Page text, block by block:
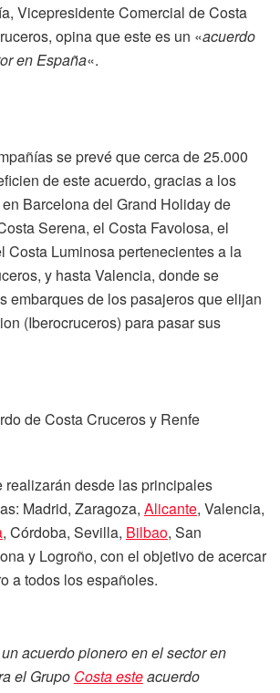
Vicepresidente Comercial de Costa
opina que este es un «acuerdo
en España«.
se prevé que cerca de 25.000
de este acuerdo, gracias a los
Barcelona del Grand Holiday de
Serena, el Costa Favolosa, el
Costa Luminosa pertenecientes a la
y hasta Valencia, donde se
embarques de los pasajeros que elijan
(Iberocruceros) para pasar sus
realizarán desde las principales
Madrid, Zaragoza, Alicante, Valencia,
, Córdoba, Sevilla, Bilbao, San
y Logroño, con el objetivo de acercar
a todos los españoles.
acuerdo pionero en el sector en
el Grupo Costa esteacuerdo